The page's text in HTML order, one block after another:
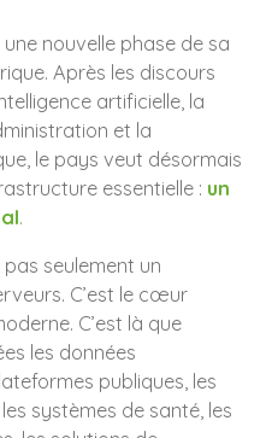
nouvelle phase de sa
Après les discours
artificielle, la
et la
le pays veut désormais
essentielle : un
.
seulement un
C’est le cœur
C’est là que
les données
publiques, les
systèmes de santé, les